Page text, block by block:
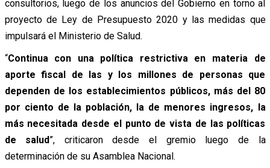
consultorios, luego de los anuncios del Gobierno en torno al
proyecto de Ley de Presupuesto 2020 y las medidas que
impulsará el Ministerio de Salud.
“Continua con una política restrictiva en materia de
aporte fiscal de las y los millones de personas que
dependen de los establecimientos públicos, más del 80
por ciento de la población, la de menores ingresos, la
más necesitada desde el punto de vista de las políticas
de salud”, criticaron desde el gremio luego de la
determinación de su Asamblea Nacional.